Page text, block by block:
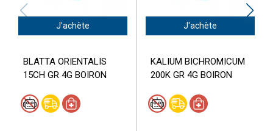
J'achète
BLATTA ORIENTALIS
15CH GR 4G BOIRON
J'achète
KALIUM BICHROMICUM
200K GR 4G BOIRON